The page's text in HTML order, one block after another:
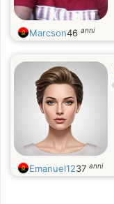
Marcson46 anni
Emanuel1237 anni